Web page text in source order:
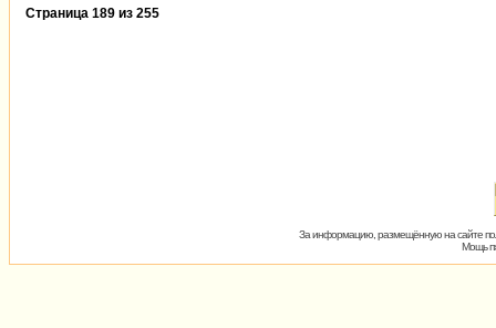
Страница 189 из 255
За информацию, размещённую на сайте
Мощь